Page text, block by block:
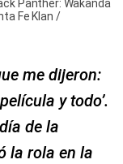
Panther: Wakanda
Fe Klan /
me dijeron:
y todo’.
de la
la rola en la